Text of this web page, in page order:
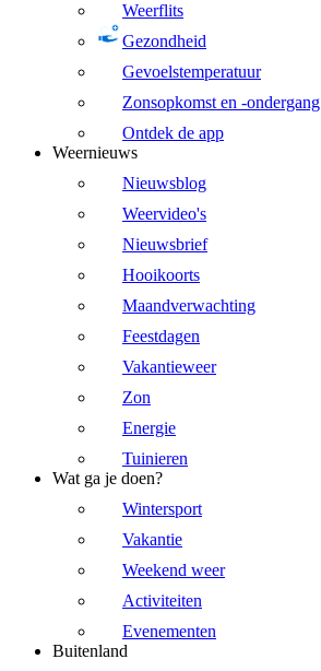
Weerflits
Gezondheid
Gevoelstemperatuur
Zonsopkomst en -ondergang
Ontdek de app
Weernieuws
Nieuwsblog
Weervideo's
Nieuwsbrief
Hooikoorts
Maandverwachting
Feestdagen
Vakantieweer
Zon
Energie
Tuinieren
Wat ga je doen?
Wintersport
Vakantie
Weekend weer
Activiteiten
Evenementen
Buitenland